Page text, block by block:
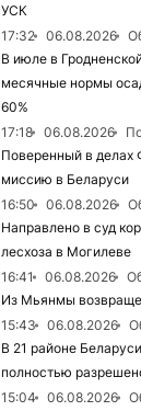
УСК
17:32
06.08.2026
В июле в
месячные нормы
60%
17:18
06.08.2026
Поверенный в делах
миссию в Беларуси
16:50
06.08.2026
Направлено в суд
лесхоза в Могилеве
16:41
06.08.2026
Из Мьянмы
15:43
06.08.2026
В 21 районе
полностью
15:04
06.08.2026